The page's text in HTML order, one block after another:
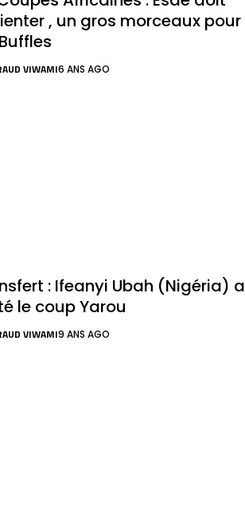
, un gros morceaux pour
VIWAMI6 ANS AGO
: Ifeanyi Ubah (Nigéria) a
le coup Yarou
VIWAMI9 ANS AGO